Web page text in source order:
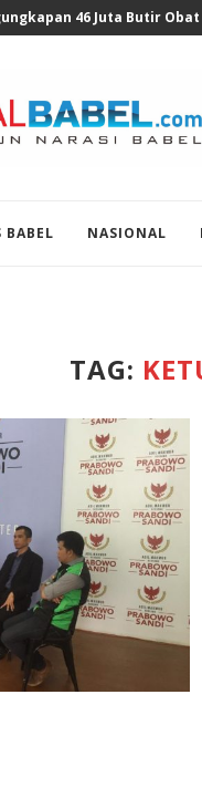
46 Juta Butir
BABEL NASIONAL
TAG: